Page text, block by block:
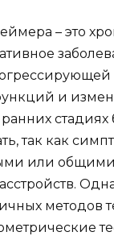
– это
и
стадиях
так как
или
методов